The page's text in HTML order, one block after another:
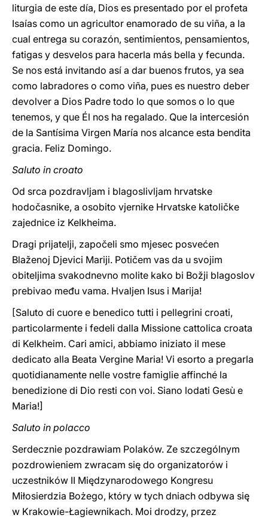
liturgia de este día, Dios es presentado por el profeta
Isaías como un agricultor enamorado de su viña, a la
cual entrega su corazón, sentimientos, pensamientos,
fatigas y desvelos para hacerla más bella y fecunda.
Se nos está invitando así a dar buenos frutos, ya sea
como labradores o como viña, pues es nuestro deber
devolver a Dios Padre todo lo que somos o lo que
tenemos, y que Él nos ha regalado. Que la intercesión
de la Santísima Virgen María nos alcance esta bendita
gracia. Feliz Domingo.
Saluto in croato
Od srca pozdravljam i blagoslivljam hrvatske
hodočasnike, a osobito vjernike Hrvatske katoličke
zajednice iz Kelkheima.
Dragi prijatelji, započeli smo mjesec posvećen
Blaženoj Djevici Mariji. Potičem vas da u svojim
obiteljima svakodnevno molite kako bi Božji blagoslov
prebivao među vama. Hvaljen Isus i Marija!
[Saluto di cuore e benedico tutti i pellegrini croati,
particolarmente i fedeli dalla Missione cattolica croata
di Kelkheim. Cari amici, abbiamo iniziato il mese
dedicato alla Beata Vergine Maria! Vi esorto a pregarla
quotidianamente nelle vostre famiglie affinché la
benedizione di Dio resti con voi. Siano lodati Gesù e
Maria!]
Saluto in polacco
Serdecznie pozdrawiam Polaków. Ze szczególnym
pozdrowieniem zwracam się do organizatorów i
uczestników II Międzynarodowego Kongresu
Miłosierdzia Bożego, który w tych dniach odbywa się
w Krakowie-Łagiewnikach. Moi drodzy, przez